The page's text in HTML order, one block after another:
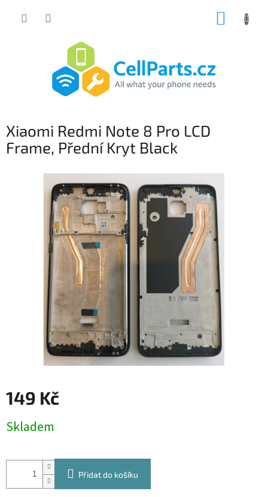
Xiaomi Redmi Note 8 Pro LCD
Frame, Přední Kryt Black
149 Kč
cena:
Skladem
Přidat do košíku